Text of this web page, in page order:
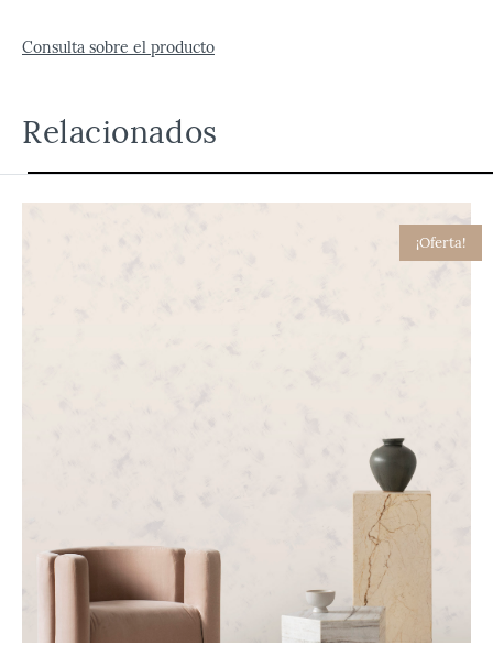
Consulta sobre el producto
Relacionados
¡Oferta!